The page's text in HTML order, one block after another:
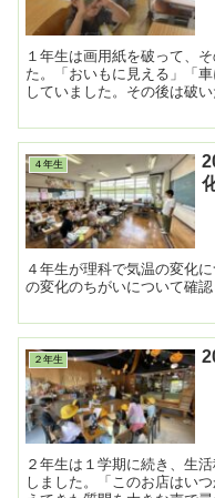
１年生は画用紙を破って、
た。「おいもに見える」「
していました。その後は破
４年生
４年生が理科で気温の変化
の変化のちがいについて確認
２年生
２年生は１学期に続き、生
しました。「このお店はい